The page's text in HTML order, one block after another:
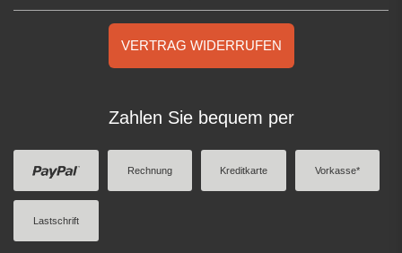
VERTRAG WIDERRUFEN
Zahlen Sie bequem per
Rechnung Kreditkarte Vorkasse*
Lastschrift